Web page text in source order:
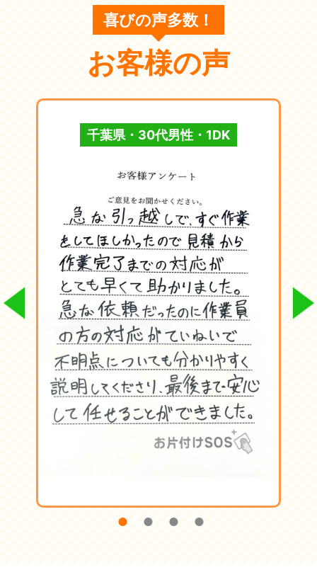
喜びの声多数！
お客様の声
千葉県・30代男性・1DK